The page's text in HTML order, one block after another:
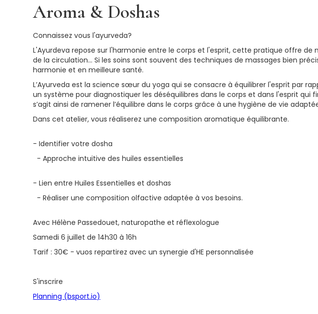
Aroma & Doshas
Connaissez vous l'ayurveda?
L'Ayurdeva repose sur l'harmonie entre le corps et l'esprit, cette pratique offre
de la circulation... Si les soins sont souvent des techniques de massages bien
harmonie et en meilleure santé.
L’Ayurveda est la science sœur du yoga qui se consacre à équilibrer l'esprit par
un système pour diagnostiquer les déséquilibres dans le corps et dans l'esprit
s’agit ainsi de ramener l’équilibre dans le corps grâce à une hygiène de vie
Dans cet atelier, vous réaliserez une composition aromatique équilibrante.
- Identifier votre dosha
- Approche intuitive des huiles essentielles
- Lien entre Huiles Essentielles et doshas
- Réaliser une composition olfactive adaptée à vos besoins.
Avec Hélène Passedouet, naturopathe et réflexologue
Samedi 6 juillet de 14h30 à 16h
Tarif : 30€ - vuos repartirez avec un synergie d'HE personnalisée
S'inscrire
Planning (bsport.io)